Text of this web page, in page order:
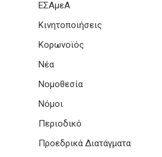
ΕΣΑμεΑ
Κινητοποιήσεις
Κορωνοϊός
Νέα
Νομοθεσία
Νόμοι
Περιοδικό
Προεδρικά Διατάγματα